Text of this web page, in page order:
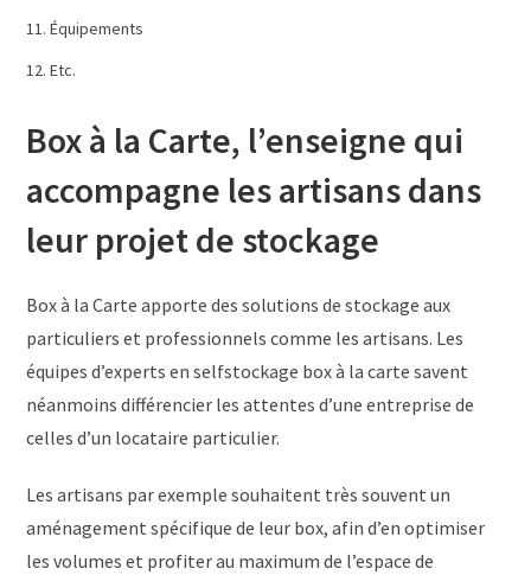
Équipements
Etc.
Box à la Carte, l’enseigne qui
accompagne les artisans dans
leur projet de stockage
Box à la Carte apporte des solutions de stockage aux
particuliers et professionnels comme les artisans. Les
équipes d’experts en selfstockage box à la carte savent
néanmoins différencier les attentes d’une entreprise de
celles d’un locataire particulier.
Les artisans par exemple souhaitent très souvent un
aménagement spécifique de leur box, afin d’en optimiser
les volumes et profiter au maximum de l’espace de